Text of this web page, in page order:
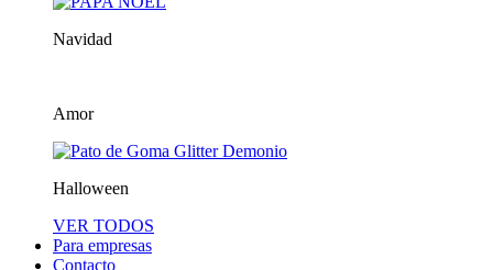
Navidad
Amor
Halloween
VER TODOS
Para empresas
Contacto